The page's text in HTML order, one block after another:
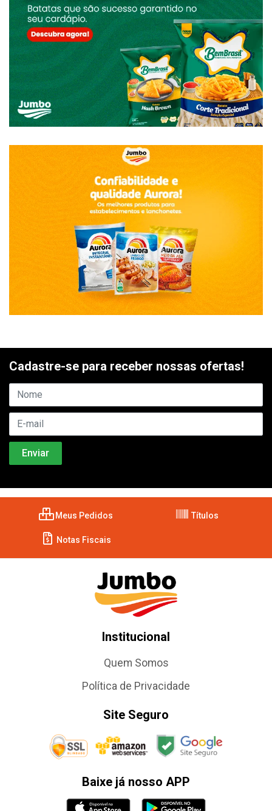
Cadastre-se para receber nossas ofertas!
Meus Pedidos Títulos
Notas Fiscais
Institucional
Quem Somos
Política de Privacidade
Site Seguro
Baixe já nosso APP